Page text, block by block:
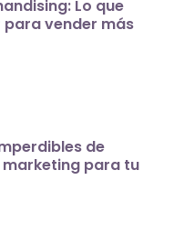
Lo que
para vender más
de
para tu